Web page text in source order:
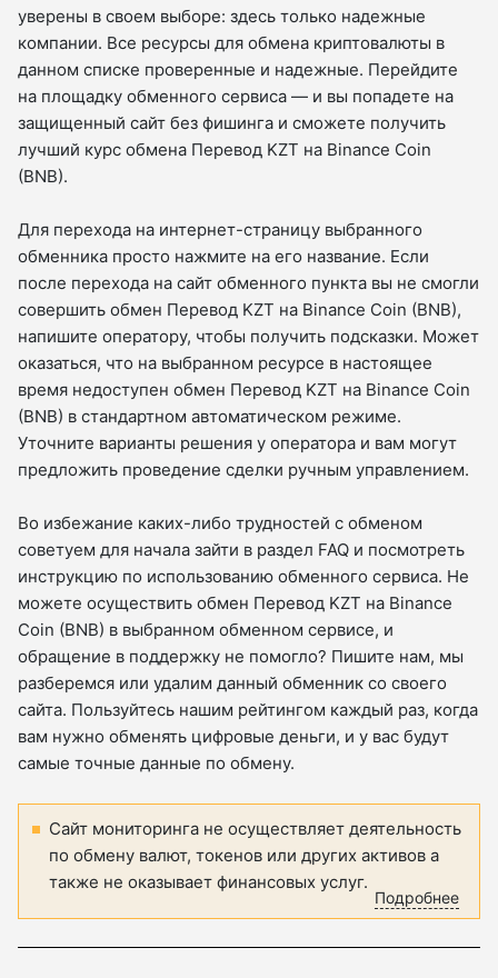
уверены в своем выборе: здесь только надежные
компании. Все ресурсы для обмена криптовалюты в
данном списке проверенные и надежные. Перейдите
на площадку обменного сервиса — и вы попадете на
защищенный сайт без фишинга и сможете получить
лучший курс обмена Перевод KZT на Binance Coin
(BNB).
Для перехода на интернет-страницу выбранного
обменника просто нажмите на его название. Если
после перехода на сайт обменного пункта вы не смогли
совершить обмен Перевод KZT на Binance Coin (BNB),
напишите оператору, чтобы получить подсказки. Может
оказаться, что на выбранном ресурсе в настоящее
время недоступен обмен Перевод KZT на Binance Coin
(BNB) в стандартном автоматическом режиме.
Уточните варианты решения у оператора и вам могут
предложить проведение сделки ручным управлением.
Во избежание каких-либо трудностей с обменом
советуем для начала зайти в раздел FAQ и посмотреть
инструкцию по использованию обменного сервиса. Не
можете осуществить обмен Перевод KZT на Binance
Coin (BNB) в выбранном обменном сервисе, и
обращение в поддержку не помогло? Пишите нам, мы
разберемся или удалим данный обменник со своего
сайта. Пользуйтесь нашим рейтингом каждый раз, когда
вам нужно обменять цифровые деньги, и у вас будут
самые точные данные по обмену.
Сайт мониторинга не осуществляет деятельность
по обмену валют, токенов или других активов а
также не оказывает финансовых услуг.
Подробнее